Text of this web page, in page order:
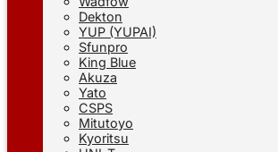
Dekton
YUP (YUPAI)
Sfunpro
King Blue
Akuza
Yato
CSPS
Mitutoyo
Kyoritsu